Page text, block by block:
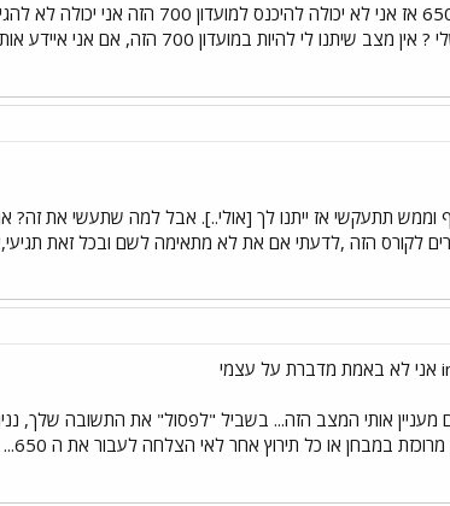
נגיד יש לי פסיכו של פחות מ 650 אז
700 הזה, אם אני איידע אותם בציון פסיכו' שלי- שהוא פחות מ 650 ?
וממש תתעקשי אז ייתנו לך [אולי..]. אבל למה שתעשי את
לקורס הזה ,לדעתי אם את לא מתאימה לשם ובכל זאת
מעניין אותי המצב הזה... בשביל "לפסול" את התשובה שלך,
במבחן או כל תירוץ אחר לאי הצלחה לעבור את ה 650...